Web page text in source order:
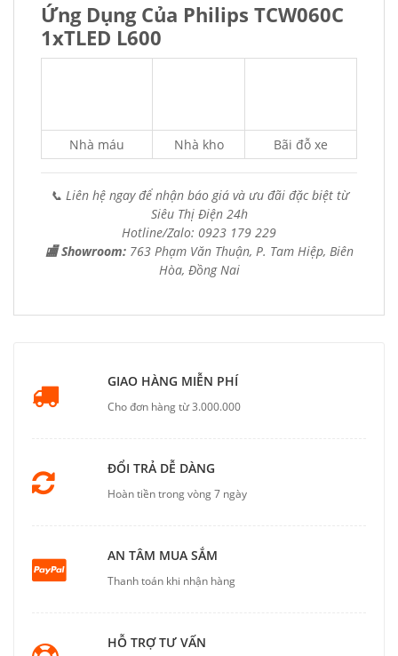
Ứng Dụng Của Philips TCW060C
1xTLED L600
Nhà máu Nhà kho Bãi đỗ xe
📞 Liên hệ ngay để nhận báo giá và ưu đãi đặc biệt từ
Siêu Thị Điện 24h
Hotline/Zalo: 0923 179 229
🏬 Showroom: 763 Phạm Văn Thuận, P. Tam Hiệp, Biên
Hòa, Đồng Nai
GIAO HÀNG MIỄN PHÍ
Cho đơn hàng từ 3.000.000
ĐỔI TRẢ DỄ DÀNG
Hoàn tiền trong vòng 7 ngày
AN TÂM MUA SẮM
Thanh toán khi nhận hàng
HỖ TRỢ TƯ VẤN